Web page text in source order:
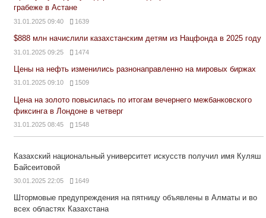
грабеже в Астане
31.01.2025 09:40 1639
$888 млн начислили казахстанским детям из Нацфонда в 2025 году
31.01.2025 09:25 1474
Цены на нефть изменились разнонаправленно на мировых биржах
31.01.2025 09:10 1509
Цена на золото повысилась по итогам вечернего межбанковского
фиксинга в Лондоне в четверг
31.01.2025 08:45 1548
Казахский национальный университет искусств получил имя Куляш
Байсеитовой
30.01.2025 22:05 1649
Штормовые предупреждения на пятницу объявлены в Алматы и во
всех областях Казахстана